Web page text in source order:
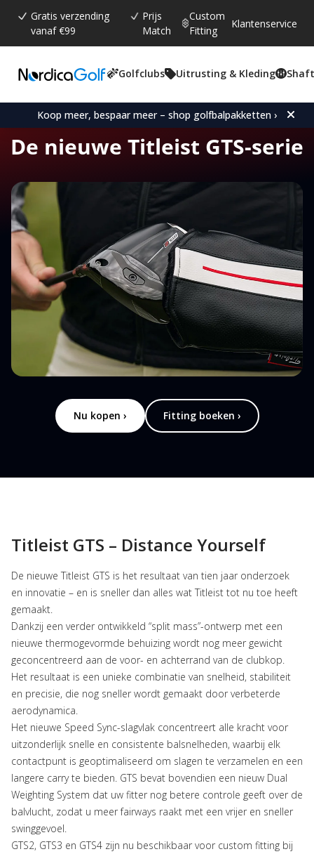
Gratis verzending
vanaf €99
Prijs
Match
Custom
Fitting
Klantenservice
Golfclubs Uitrusting & Kleding
Koop meer, bespaar meer – shop golfbalpakketten ›
De nieuwe Titleist GTS-serie
Nu kopen › Fitting boeken ›
Titleist GTS – Distance Yourself
De nieuwe Titleist GTS is het resultaat van tien jaar onderzoek
en innovatie – en is sneller dan alles wat Titleist tot nu toe heeft
gemaakt.
Dankzij een verder ontwikkeld “split mass”-ontwerp met een
nieuwe thermogevormde behuizing wordt nog meer gewicht
geconcentreerd aan de voor- en achterrand van de clubkop.
Het resultaat is een unieke combinatie van snelheid, stabiliteit
en precisie, die nog sneller wordt gemaakt door verbeterde
aerodynamica.
Het nieuwe Speed Sync-slagvlak concentreert alle kracht voor
uitzonderlijk snelle en consistente balsnelheden, waarbij elk
contactpunt is geoptimaliseerd om slagen te verzamelen en een
langere carry te bieden. GTS bevat bovendien een nieuw Dual
Weighting System dat uw fitter nog betere controle geeft over de
balvlucht, zodat u meer fairways raakt met een vrijer en sneller
swinggevoel.
GTS2, GTS3 en GTS4 zijn nu beschikbaar voor custom fitting bij